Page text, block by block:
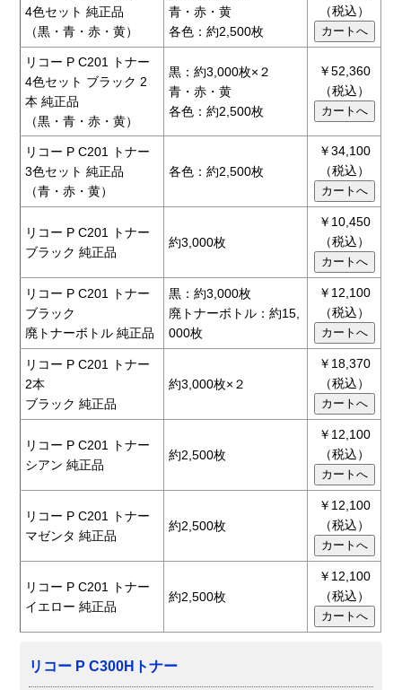
4色セット 純正品
（黒・青・赤・黄）
青・赤・黄
各色：約2,500枚
（税込）
リコー P C201 トナー
4色セット ブラック 2
本 純正品
（黒・青・赤・黄）
黒：約3,000枚×２
青・赤・黄
各色：約2,500枚
￥52,360
（税込）
リコー P C201 トナー
3色セット 純正品
（青・赤・黄）
各色：約2,500枚
￥34,100
（税込）
リコー P C201 トナー
ブラック 純正品
約3,000枚
￥10,450
（税込）
リコー P C201 トナー
ブラック
廃トナーボトル 純正品
黒：約3,000枚
廃トナーボトル：約15,
000枚
￥12,100
（税込）
リコー P C201 トナー
2本
ブラック 純正品
約3,000枚×２
￥18,370
（税込）
リコー P C201 トナー
シアン 純正品
約2,500枚
￥12,100
（税込）
リコー P C201 トナー
マゼンタ 純正品
約2,500枚
￥12,100
（税込）
リコー P C201 トナー
イエロー 純正品
約2,500枚
￥12,100
（税込）
リコー P C300Hトナー